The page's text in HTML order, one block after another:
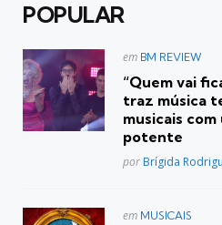
POPULAR
Postado
em BM REVIEW
“Quem vai
traz música
musicais com
potente
Posted
por Brígida
Postado
em MUSICAIS